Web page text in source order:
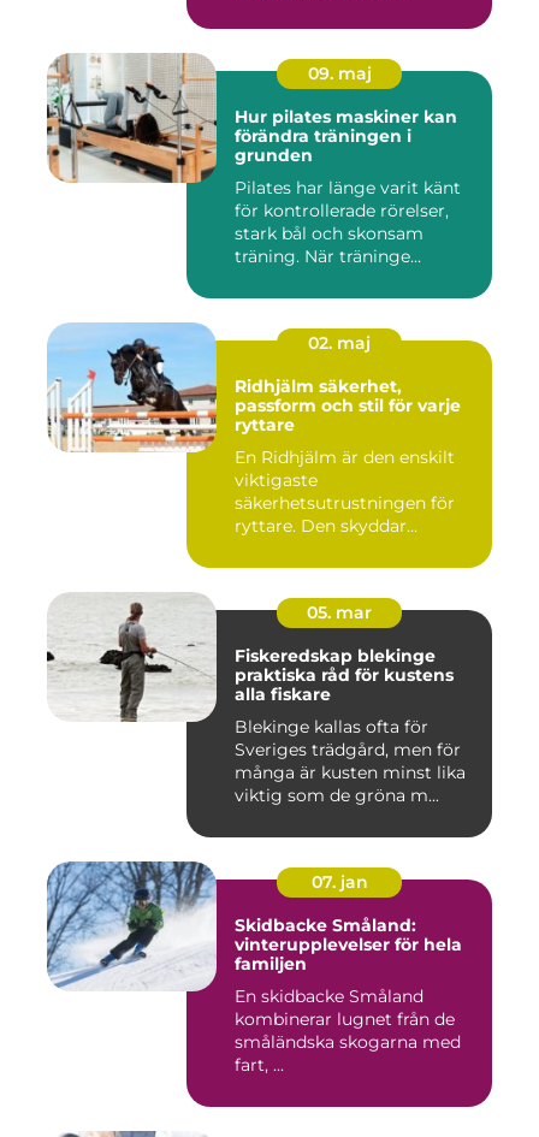
09. maj
Hur pilates maskiner kan
förändra träningen i
grunden
Pilates har länge varit känt
för kontrollerade rörelser,
stark bål och skonsam
träning. När träninge...
02. maj
Ridhjälm säkerhet,
passform och stil för varje
ryttare
En Ridhjälm är den enskilt
viktigaste
säkerhetsutrustningen för
ryttare. Den skyddar
05. mar
Fiskeredskap blekinge
praktiska råd för kustens
alla fiskare
Blekinge kallas ofta för
Sveriges trädgård, men för
många är kusten minst lika
viktig som de gröna m...
07. jan
Skidbacke Småland:
vinterupplevelser för hela
familjen
En skidbacke Småland
kombinerar lugnet från de
småländska skogarna med
fart, ...